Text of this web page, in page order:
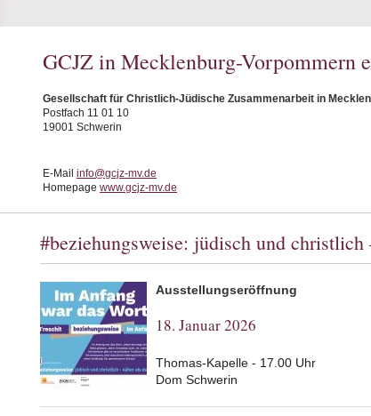
GCJZ in Mecklenburg-Vorpommern
Gesellschaft für Christlich-Jüdische Zusammenarbeit in
Postfach 11 01 10
19001 Schwerin
E-Mail info@gcjz-mv.de
Homepage www.gcjz-mv.de
#beziehungsweise: jüdisch und christlich
Ausstellungseröffnung
18. Januar 2026
Thomas-Kapelle - 17.00 Uhr
Dom Schwerin